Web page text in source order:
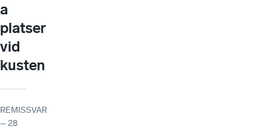
a
platser
vid
kusten
REMISSVAR
– 28